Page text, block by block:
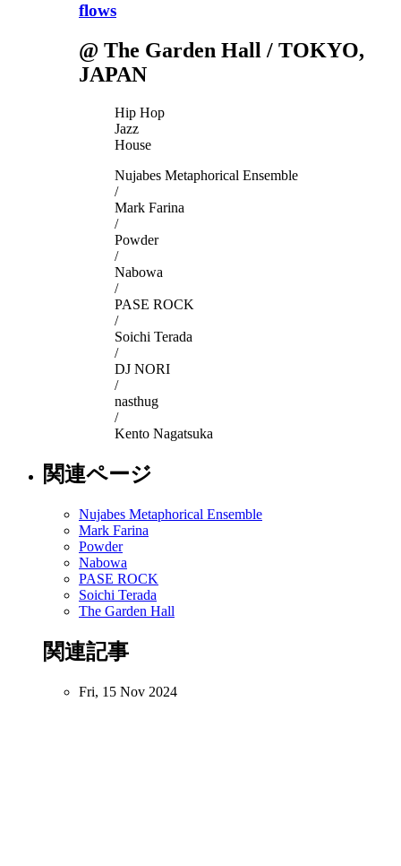
flows
@ The Garden Hall / TOKYO,
JAPAN
Hip Hop
Jazz
House
Nujabes Metaphorical Ensemble
/
Mark Farina
/
Powder
/
Nabowa
/
PASE ROCK
/
Soichi Terada
/
DJ NORI
/
nasthug
/
Kento Nagatsuka
関連ページ
Nujabes Metaphorical Ensemble
Mark Farina
Powder
Nabowa
PASE ROCK
Soichi Terada
The Garden Hall
関連記事
Fri, 15 Nov 2024